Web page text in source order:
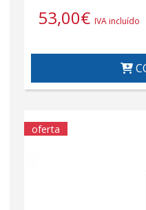
53,00€ IVA incluído
oferta